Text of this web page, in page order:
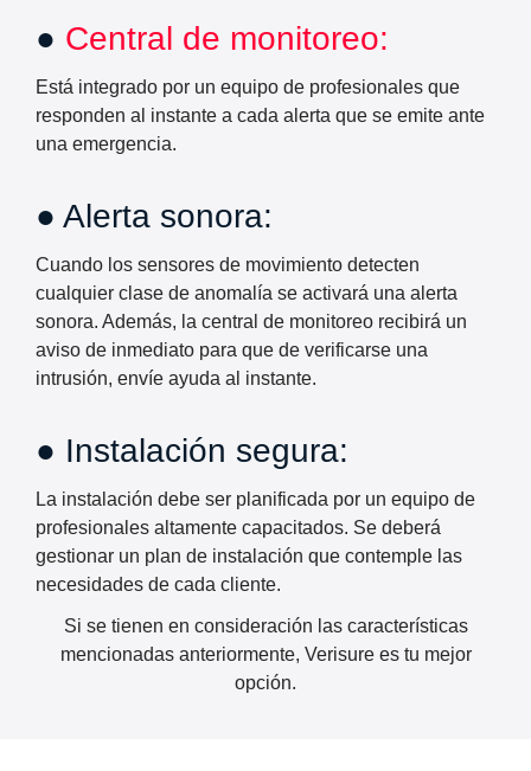
● Central de monitoreo:
Está integrado por un equipo de profesionales que
responden al instante a cada alerta que se emite ante
una emergencia.
● Alerta sonora:
Cuando los sensores de movimiento detecten
cualquier clase de anomalía se activará una alerta
sonora. Además, la central de monitoreo recibirá un
aviso de inmediato para que de verificarse una
intrusión, envíe ayuda al instante.
● Instalación segura:
La instalación debe ser planificada por un equipo de
profesionales altamente capacitados. Se deberá
gestionar un plan de instalación que contemple las
necesidades de cada cliente.
Si se tienen en consideración las características
mencionadas anteriormente, Verisure es tu mejor
opción.